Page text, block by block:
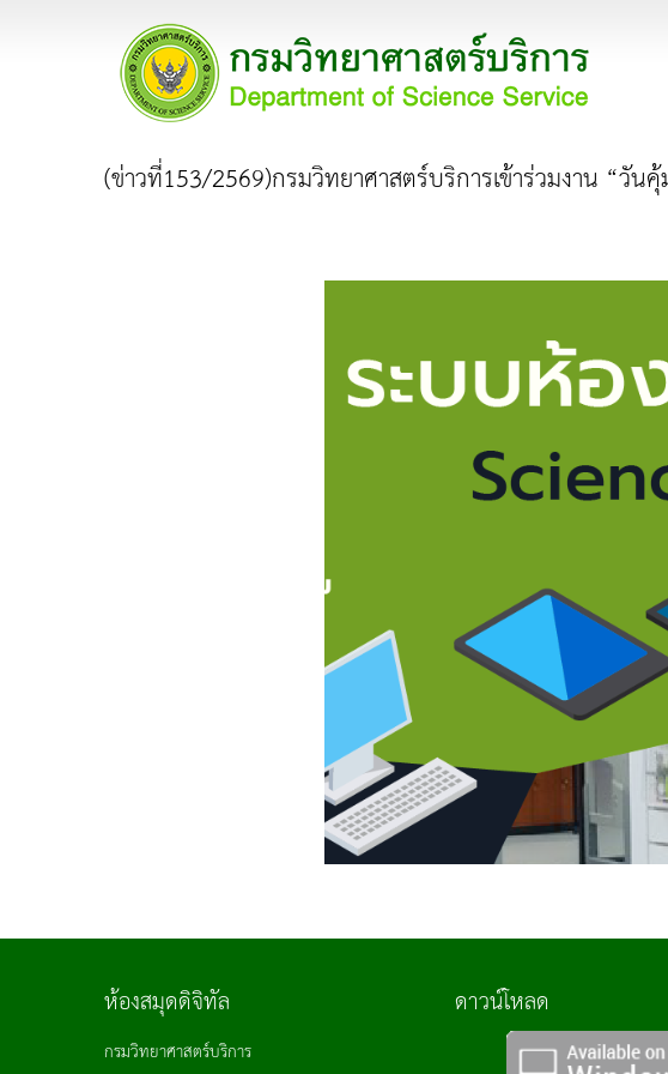
(ข่าวที่153/2569)กรมวิทยาศาสตร์บริการเข้าร่วมงาน “วั
ห้องสมุดดิจิทัล
กรมวิทยาศาสตร์บริการ
ดาวน์โหลด